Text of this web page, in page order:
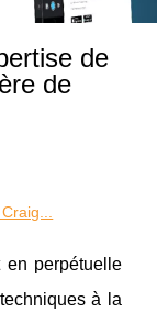
de
de
en perpétuelle
à la